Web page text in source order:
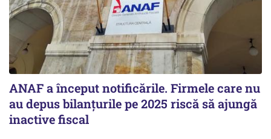
ANAF a început notificările. Firmele care nu
au depus bilanțurile pe 2025 riscă să ajungă
inactive fiscal